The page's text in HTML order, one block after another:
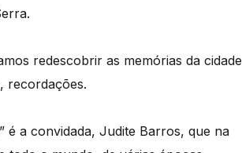
redescobrir as memórias da cidade
recordações.
é a convidada, Judite Barros, que na